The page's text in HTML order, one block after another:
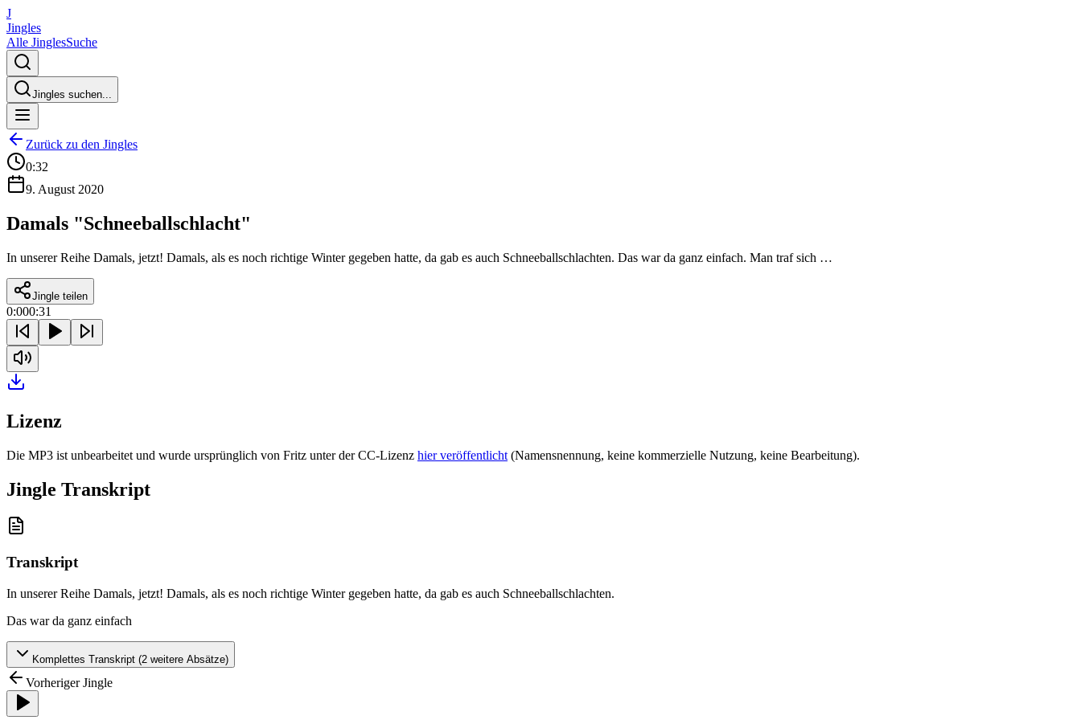
J
Jingles
Alle JinglesSuche
Jingles suchen...
Zurück zu den Jingles
0:32
9. August 2020
Damals "Schneeballschlacht"
In unserer Reihe Damals, jetzt! Damals, als es noch richtige Winter gegeben hatte, da gab es auch Schneeballschlachten. Das war da ganz einfach. Man traf sich …
Jingle teilen
0:000:31
Lizenz
Die MP3 ist unbearbeitet und wurde ursprünglich von Fritz unter der CC-Lizenz hier veröffentlicht (Namensnennung, keine kommerzielle Nutzung, keine Bearbeitung).
Jingle Transkript
Transkript
In unserer Reihe Damals, jetzt! Damals, als es noch richtige Winter gegeben hatte, da gab es auch Schneeballschlachten.
Das war da ganz einfach
Komplettes Transkript (2 weitere Absätze)
Vorheriger Jingle